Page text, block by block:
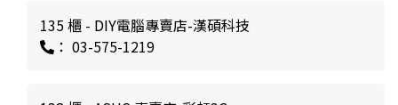
135 櫃 - DIY電腦專賣店-漢碩科技
： 03-575-1219